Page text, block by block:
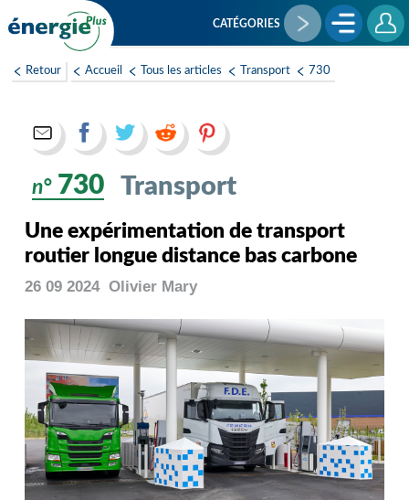
au
CATÉGORIES
Retour Accueil Tous les articles Transport 730
n° 730 Transport
Une expérimentation de transport
routier longue distance bas carbone
26 09 2024 Olivier Mary